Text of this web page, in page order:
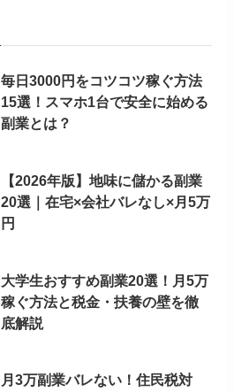
毎日3000円をコツコツ稼ぐ方法
15選！スマホ1台で安全に始める
副業とは？
【2026年版】地味に儲かる副業
20選｜在宅×会社バレなし×月5万
円
大学生おすすめ副業20選！月5万
稼ぐ方法と税金・扶養の壁を徹
底解説
月3万副業バレない！住民税対